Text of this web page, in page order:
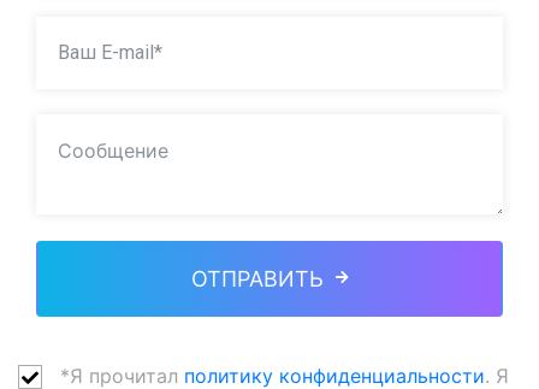
ОТПРАВИТЬ
*Я прочитал политику конфиденциальности. Я